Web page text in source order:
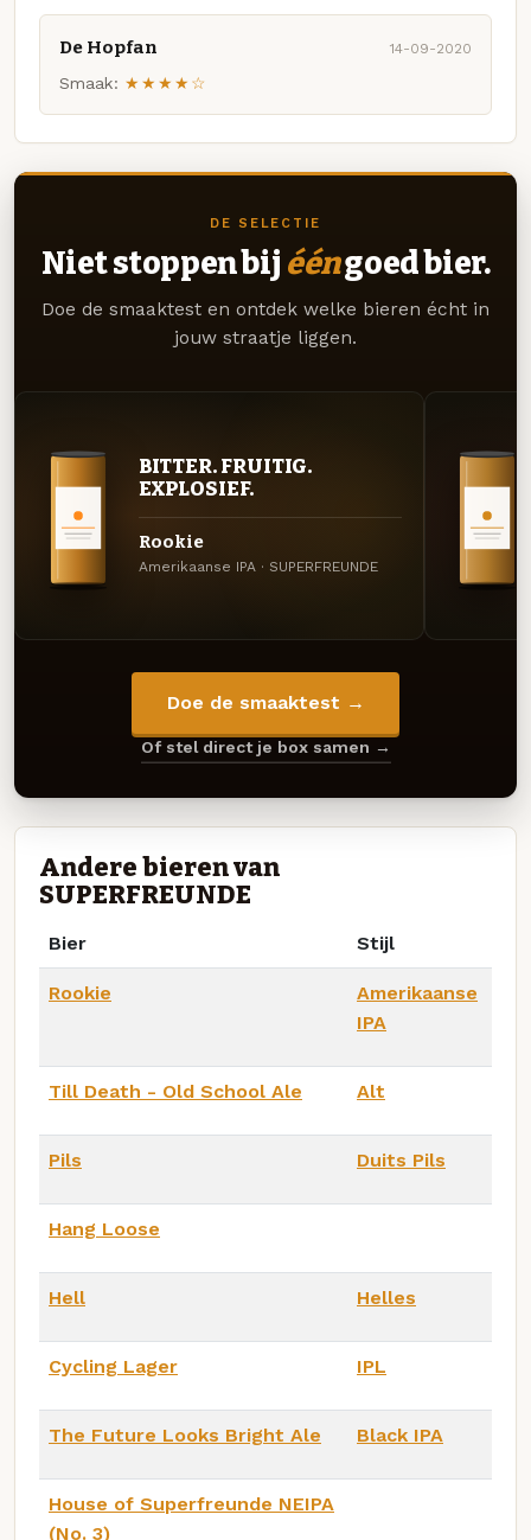
De Hopfan 14-09-2020
Smaak: ★★★★☆
DE SELECTIE
Niet stoppen bij ééngoed bier.
Doe de smaaktest en ontdek welke bieren écht in
jouw straatje liggen.
BITTER. FRUITIG.
EXPLOSIEF.
Rookie
Amerikaanse IPA · SUPERFREUNDE
Doe de smaaktest →
Of stel direct je box samen →
Andere bieren van
SUPERFREUNDE
Bier Stijl
Rookie
Amerikaanse
IPA
Till Death - Old School Ale Alt
Pils Duits Pils
Hang Loose
Hell Helles
Cycling Lager IPL
The Future Looks Bright Ale Black IPA
House of Superfreunde NEIPA
(No. 3)